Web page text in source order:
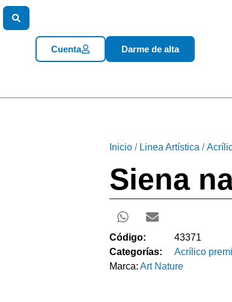
Cuenta Darme de alta
Inicio / Linea Artística /
Siena
Código:
43371
Categorías:
Acrílico
Marca: Art Nature